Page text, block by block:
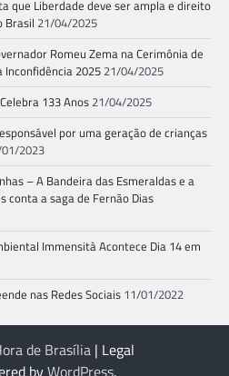
que Liberdade deve ser ampla e direito
Brasil 21/04/2025
Romeu Zema na Cerimônia de
2025 21/04/2025
133 Anos 21/04/2025
por uma geração de crianças
2023
– A Bandeira das Esmeraldas e a
conta a saga de Fernão Dias
Immensità Acontece Dia 14 em
nas Redes Sociais 11/01/2022
de Brasília | Legal
byWordPress.